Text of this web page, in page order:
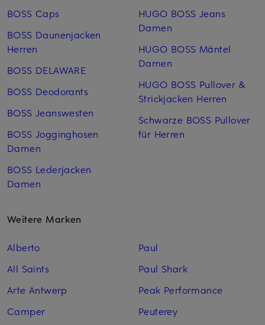
BOSS Caps
BOSS Daunenjacken
Herren
BOSS DELAWARE
BOSS Deodorants
BOSS Jeanswesten
BOSS Jogginghosen
Damen
BOSS Lederjacken
Damen
HUGO BOSS Jeans
Damen
HUGO BOSS Mäntel
Damen
HUGO BOSS Pullover &
Strickjacken Herren
Schwarze BOSS Pullover
für Herren
Weitere Marken
Alberto
All Saints
Arte Antwerp
Camper
Paul
Paul Shark
Peak Performance
Peuterey